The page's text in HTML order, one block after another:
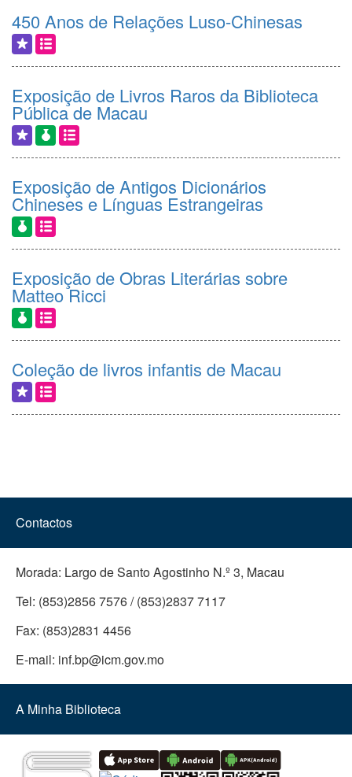
450 Anos de Relações Luso-Chinesas
Exposição de Livros Raros da Biblioteca
Pública de Macau
Exposição de Antigos Dicionários
Chineses e Línguas Estrangeiras
Exposição de Obras Literárias sobre
Matteo Ricci
Coleção de livros infantis de Macau
Contactos
Morada: Largo de Santo Agostinho N.º 3, Macau
Tel: (853)2856 7576 / (853)2837 7117
Fax: (853)2831 4456
E-mail: inf.bp@icm.gov.mo
A Minha Biblioteca